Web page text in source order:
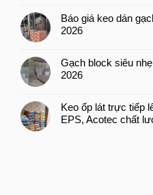
Báo giá keo dán
2026
Gạch block siêu
2026
Keo ốp lát trực tiếp
EPS, Acotec chất